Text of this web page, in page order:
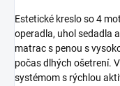
Estetické kreslo so 4
operadla, uhol sedadla
matrac s penou s
počas dlhých ošetrení.
systémom s rýchlou